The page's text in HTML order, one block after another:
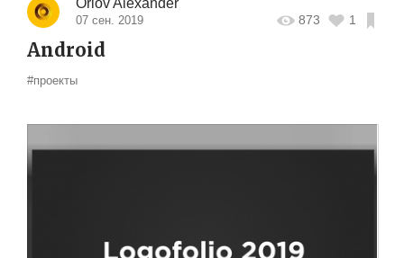
Orlov Alexander
07 сен. 2019 873 1
Android
#проекты